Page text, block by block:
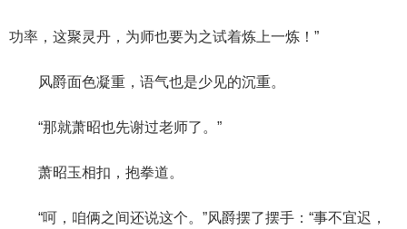
功率，这聚灵丹，为师也要为之试着炼上一炼！”
风爵面色凝重，语气也是少见的沉重。
“那就萧昭也先谢过老师了。”
萧昭玉相扣，抱拳道。
“呵，咱俩之间还说这个。”风爵摆了摆手：“事不宜迟，